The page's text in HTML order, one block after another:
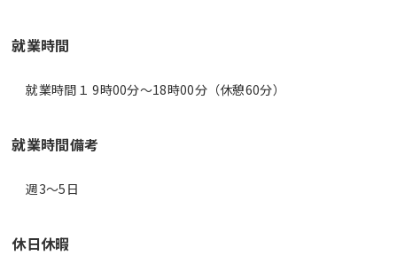
就業時間
就業時間１ 9時00分〜18時00分（休憩60分）
就業時間備考
休日休暇